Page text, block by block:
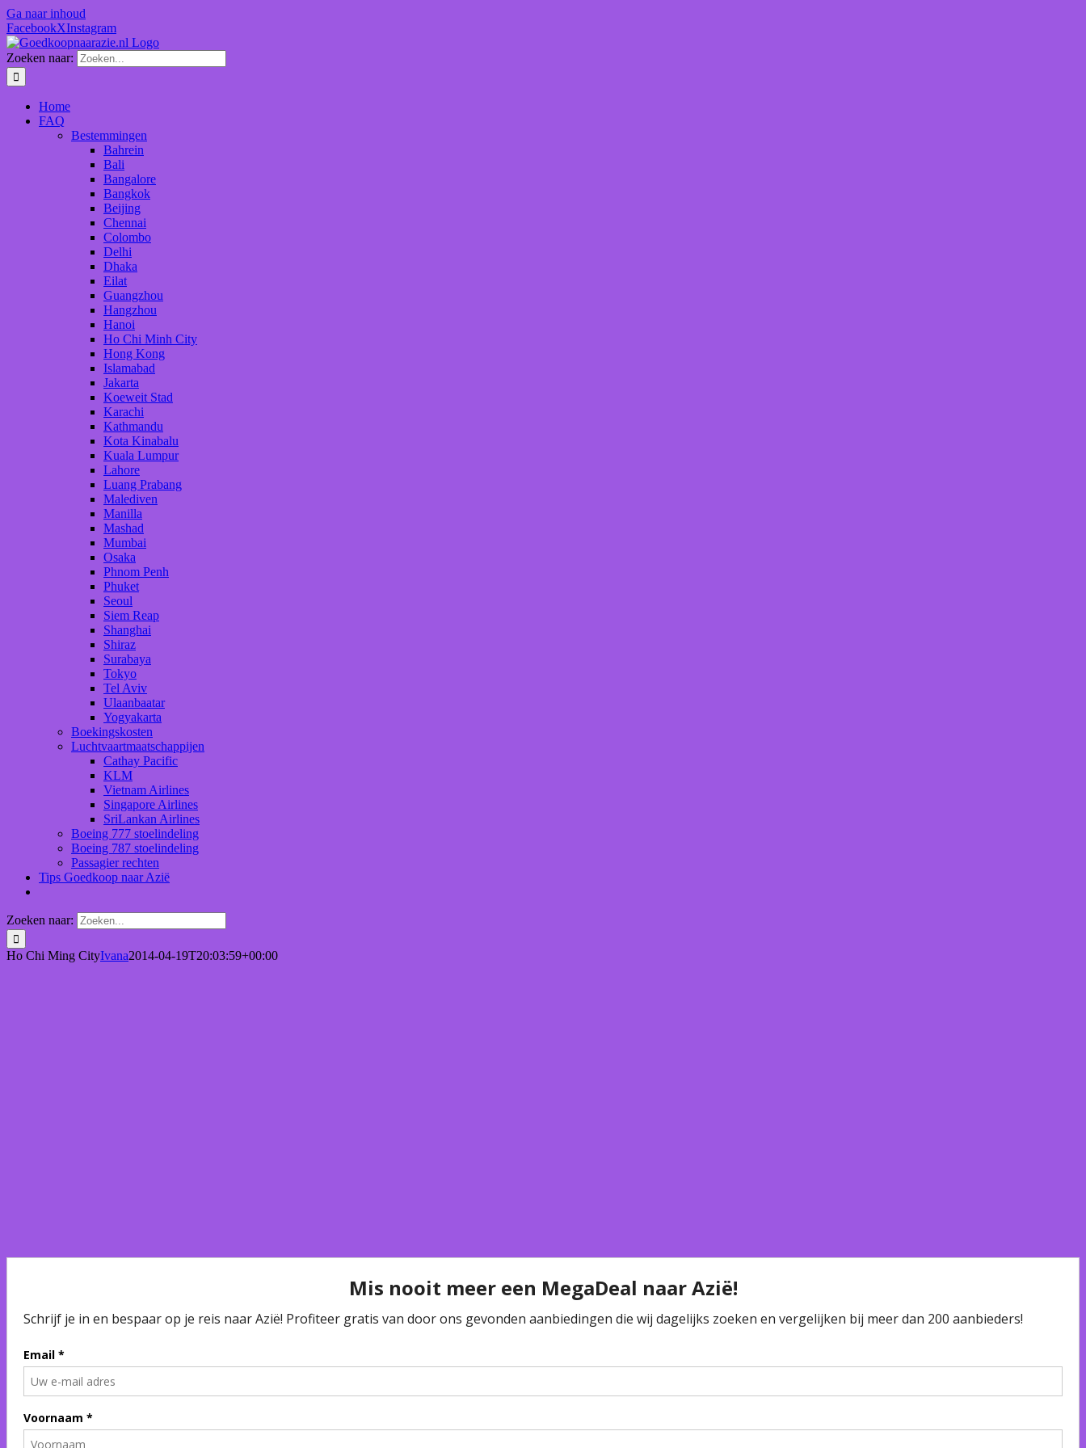
Ga naar inhoud
FacebookXInstagram
Zoeken naar:
Home
FAQ
Bestemmingen
Bahrein
Bali
Bangalore
Bangkok
Beijing
Chennai
Colombo
Delhi
Dhaka
Eilat
Guangzhou
Hangzhou
Hanoi
Ho Chi Minh City
Hong Kong
Islamabad
Jakarta
Koeweit Stad
Karachi
Kathmandu
Kota Kinabalu
Kuala Lumpur
Lahore
Luang Prabang
Malediven
Manilla
Mashad
Mumbai
Osaka
Phnom Penh
Phuket
Seoul
Siem Reap
Shanghai
Shiraz
Surabaya
Tokyo
Tel Aviv
Ulaanbaatar
Yogyakarta
Boekingskosten
Luchtvaartmaatschappijen
Cathay Pacific
KLM
Vietnam Airlines
Singapore Airlines
SriLankan Airlines
Boeing 777 stoelindeling
Boeing 787 stoelindeling
Passagier rechten
Tips Goedkoop naar Azië
Zoeken naar:
Ho Chi Ming CityIvana2014-04-19T20:03:59+00:00